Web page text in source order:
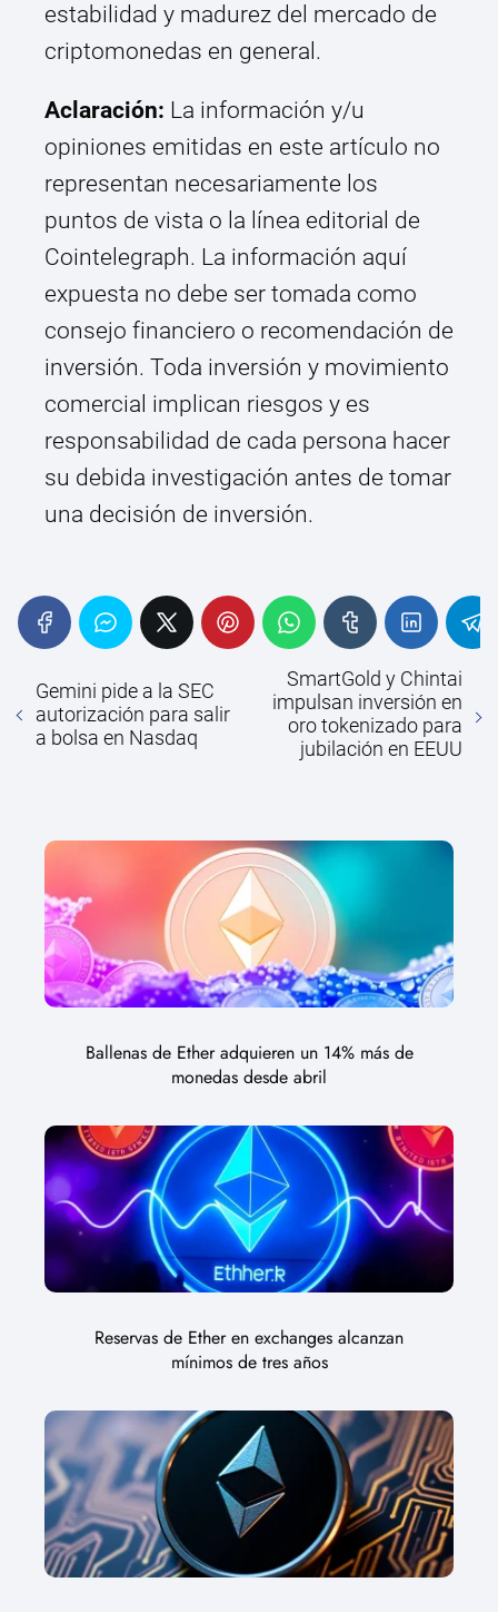
estabilidad y madurez del mercado de
criptomonedas en general.
Aclaración: La información y/u
opiniones emitidas en este artículo no
representan necesariamente los
puntos de vista o la línea editorial de
Cointelegraph. La información aquí
expuesta no debe ser tomada como
consejo financiero o recomendación de
inversión. Toda inversión y movimiento
comercial implican riesgos y es
responsabilidad de cada persona hacer
su debida investigación antes de tomar
una decisión de inversión.
Gemini pide a la SEC
autorización para salir
a bolsa en Nasdaq
SmartGold y Chintai
impulsan inversión en
oro tokenizado para
jubilación en EEUU
Ballenas de Ether adquieren un 14% más de
monedas desde abril
Reservas de Ether en exchanges alcanzan
mínimos de tres años